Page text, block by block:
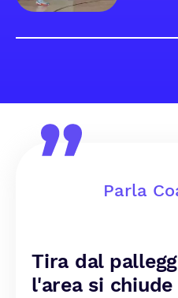
Parla
Tira dal
l'area si chiude